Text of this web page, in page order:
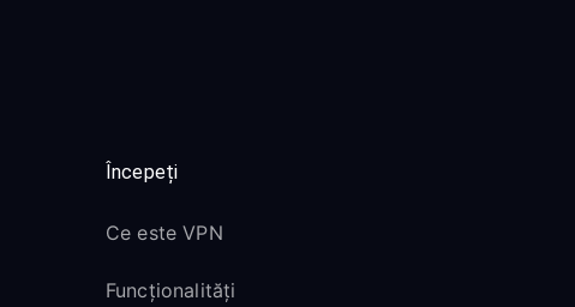
Începeți
Ce este VPN
Funcționalități